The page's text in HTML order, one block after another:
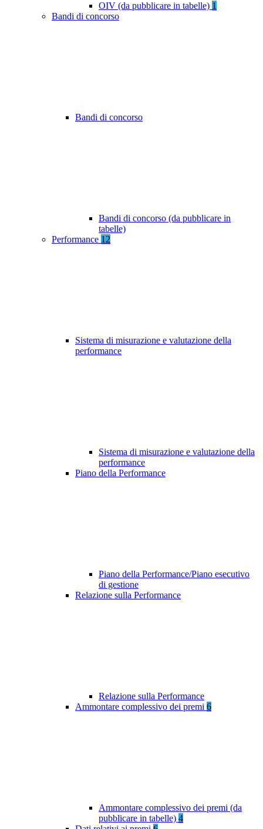
OIV (da pubblicare in tabelle) 1
Bandi di concorso
Bandi di concorso
Bandi di concorso (da pubblicare in
tabelle)
Performance 12
Sistema di misurazione e valutazione della
performance
Sistema di misurazione e valutazione della
performance
Piano della Performance
Piano della Performance/Piano esecutivo
di gestione
Relazione sulla Performance
Relazione sulla Performance
Ammontare complessivo dei premi 6
Ammontare complessivo dei premi (da
pubblicare in tabelle) 4